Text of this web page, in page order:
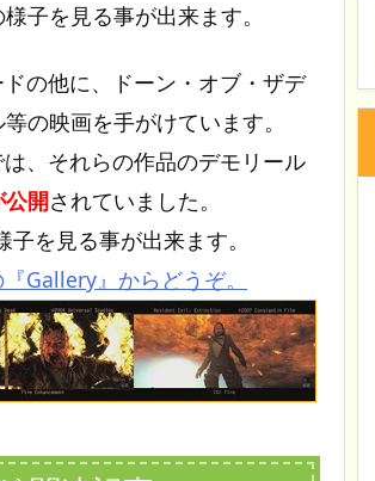
子を見る事が出来ます。
ドの他に、ドーン・オブ・ザデ
の映画を手がけています。
は、それらの作品のデモリール
公開されていました。
を見る事が出来ます。
Gallery』からどうぞ。